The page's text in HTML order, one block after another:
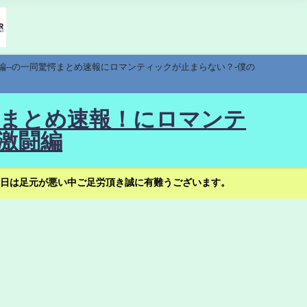
の一同驚愕まとめ速報にロマンティックが止まらない？-僕の
とめ速報！にロマンテ
闘編
足元が悪い中ご足労頂き誠に有難うございます。